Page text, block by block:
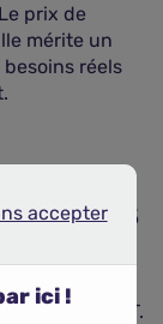
prix de
mérite un
réels
VTT.
accepter
ici !
accepter